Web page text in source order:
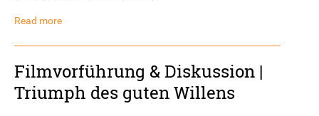
Read more
Filmvorführung & Diskussion |
Triumph des guten Willens